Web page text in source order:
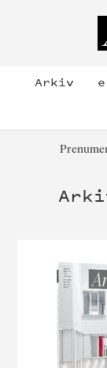
Arkiv